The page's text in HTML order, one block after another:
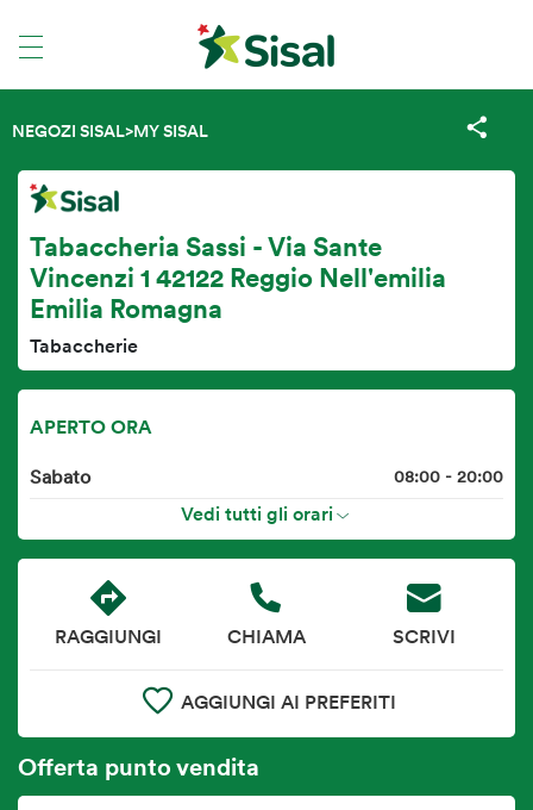
NEGOZI SISAL>MY SISAL
Tabaccheria Sassi - Via Sante
Vincenzi 1 42122 Reggio Nell'emilia
Emilia Romagna
Tabaccherie
APERTO ORA
Sabato 08:00 - 20:00
Vedi tutti gli orari
Offerta punto vendita
RAGGIUNGI CHIAMA SCRIVI
AGGIUNGI AI PREFERITI